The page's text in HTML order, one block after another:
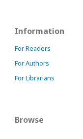
Information
For Readers
For Authors
For Librarians
Browse